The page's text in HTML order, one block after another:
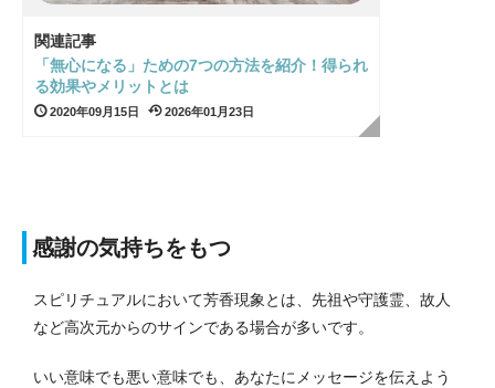
関連記事
「無心になる」ための7つの方法を紹介！得られ
る効果やメリットとは
2020年09月15日 2026年01月23日
感謝の気持ちをもつ
スピリチュアルにおいて芳香現象とは、先祖や守護霊、故人
など高次元からのサインである場合が多いです。
いい意味でも悪い意味でも、あなたにメッセージを伝えよう